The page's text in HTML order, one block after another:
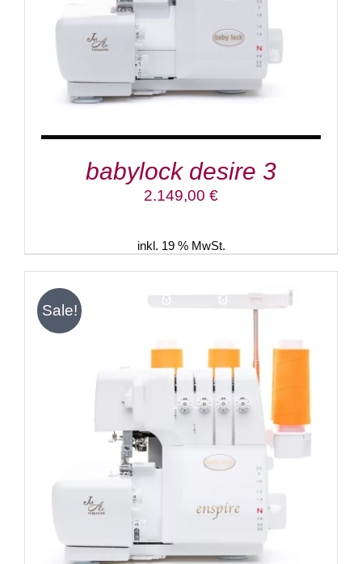
babylock desire 3
2.149,00 €
inkl. 19 % MwSt.
Sale!
IN DEN WARENKORB DETAILS